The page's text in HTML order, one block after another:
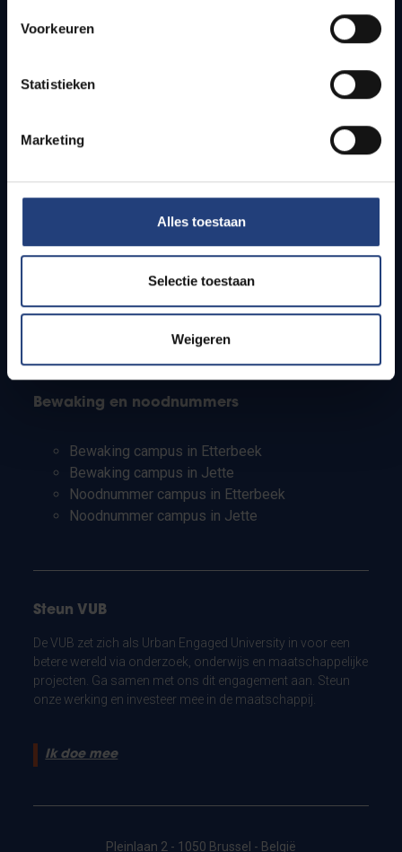
Voorkeuren
Statistieken
Marketing
Alles toestaan
Selectie toestaan
Weigeren
Bereikbaarheid
Studenten
PhD-studenten
Leerkrachten en secundaire scholen
Bewaking en noodnummers
Bewaking campus in Etterbeek
Bewaking campus in Jette
Noodnummer campus in Etterbeek
Noodnummer campus in Jette
Steun VUB
De VUB zet zich als Urban Engaged University in voor een
betere wereld via onderzoek, onderwijs en maatschappelijke
projecten. Ga samen met ons dit engagement aan. Steun
onze werking en investeer mee in de maatschappij.
Ik doe mee
Pleinlaan 2 - 1050 Brussel - België